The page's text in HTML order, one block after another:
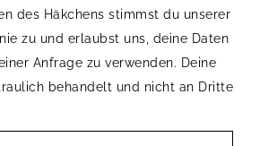
des Häkchens stimmst du unserer
zu und erlaubst uns, deine Daten
Anfrage zu verwenden. Deine
behandelt und nicht an Dritte